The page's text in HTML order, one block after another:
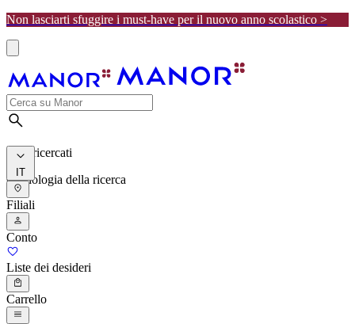
Non lasciarti sfuggire i must-have per il nuovo anno scolastico >
I più ricercati
Cronologia della ricerca
IT
Filiali
Conto
Liste dei desideri
Carrello